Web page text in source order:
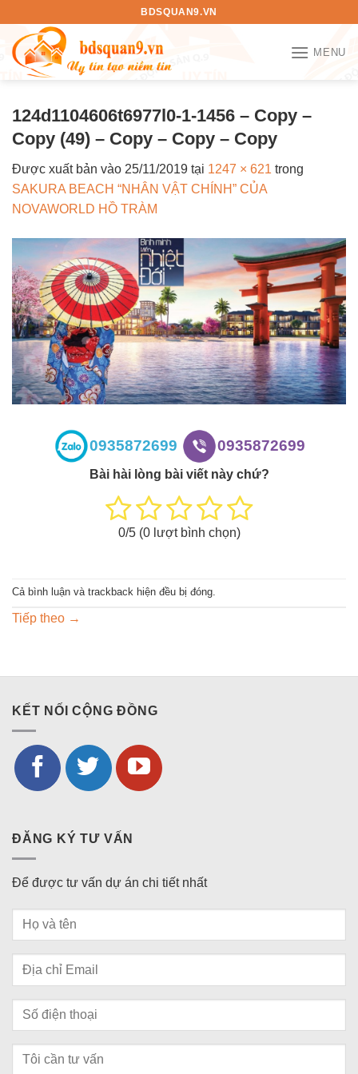
nội
dung
BDSQUAN9.VN
MENU
124d1104606t6977l0-1-1456 – Copy –
Copy (49) – Copy – Copy – Copy
Được xuất bản vào 25/11/2019 tại 1247 × 621 trong
SAKURA BEACH “NHÂN VẬT CHÍNH” CỦA
NOVAWORLD HỒ TRÀM
0935872699 0935872699
Bài hài lòng bài viết này chứ?
0/5 (0lượt bình chọn)
Cả bình luận và trackback hiện đều bị đóng.
Tiếp theo →
KẾT NỐI CỘNG ĐỒNG
ĐĂNG KÝ TƯ VẤN
Để được tư vấn dự án chi tiết nhất